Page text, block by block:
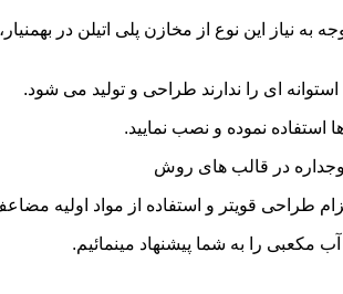
تولیدی ما می باشد.با توجه به نیاز این نوع از مخازن
ای را ندارند طراحی و تولید می شود.
استفاده نموده و نصب نمایید.
طراحی قویتر و استفاده از مواد اولیه
را به شما پیشنهاد مینمائیم.